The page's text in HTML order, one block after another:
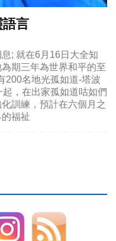
言
; 就在6月16日大全知
期三年為世界和平的至
200名地光孤如道-塔波
，在出家孤如道咕如們
訓練，預計在六個月之
福祉